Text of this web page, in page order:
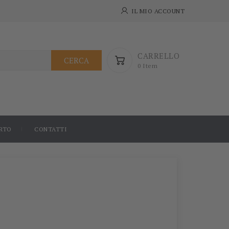
IL MIO ACCOUNT
CARRELLO
0 Item
CERCA
CONTATTI